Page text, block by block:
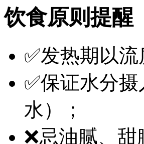
饮食原则提醒
✅发热期以
✅保证水分
水）；
❌忌油腻、